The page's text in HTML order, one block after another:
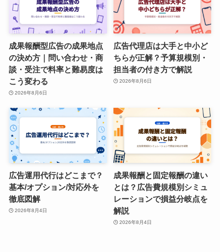
成果報酬型広告の成果地点
の決め方｜問い合わせ・商
談・受注で料率と難易度は
こう変わる
2026年8月6日
広告代理店は大手と中小ど
ちらが正解？予算規模別・
担当者の付き方で解説
2026年8月6日
広告運用代行はどこまで？
基本/オプション/対応外を
徹底図解
2026年8月4日
成果報酬と固定報酬の違い
とは？広告費規模別シミュ
レーションで損益分岐点を
解説
2026年8月4日